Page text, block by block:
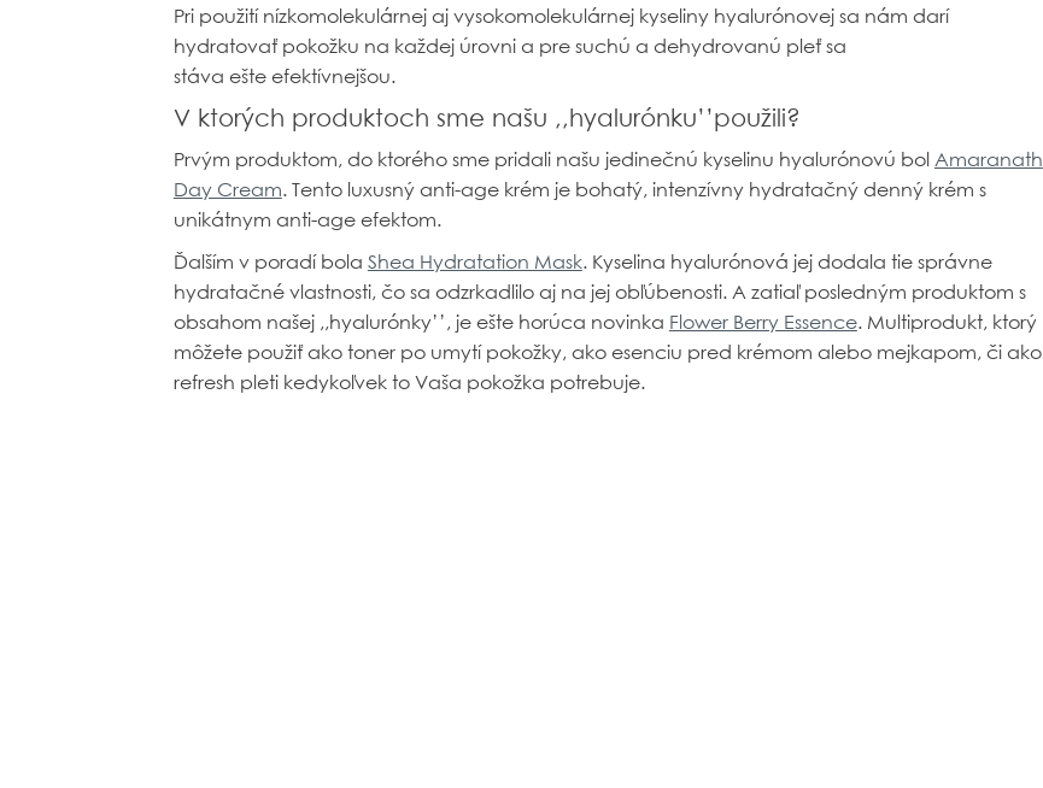
Pri použití nízkomolekulárnej aj vysokomolekulárnej kyseliny hyalurónovej sa nám darí
hydratovať pokožku na každej úrovni a pre suchú a dehydrovanú pleť sa
stáva ešte efektívnejšou.
V ktorých produktoch sme našu ,,hyalurónku’’použili?
Prvým produktom, do ktorého sme pridali našu jedinečnú kyselinu hyalurónovú bol Amaranath
Day Cream. Tento luxusný anti-age krém je bohatý, intenzívny hydratačný denný krém s
unikátnym anti-age efektom.
Ďalším v poradí bola Shea Hydratation Mask. Kyselina hyalurónová jej dodala tie správne
hydratačné vlastnosti, čo sa odzrkadlilo aj na jej obľúbenosti. A zatiaľ posledným produktom s
obsahom našej ,,hyalurónky’’, je ešte horúca novinka Flower Berry Essence. Multiprodukt, ktorý
môžete použiť ako toner po umytí pokožky, ako esenciu pred krémom alebo mejkapom, či ako
refresh pleti kedykoľvek to Vaša pokožka potrebuje.